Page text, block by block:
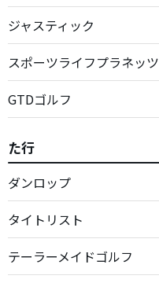
ジャスティック
スポーツライフプラネッツ
GTDゴルフ
た行
ダンロップ
タイトリスト
テーラーメイドゴルフ